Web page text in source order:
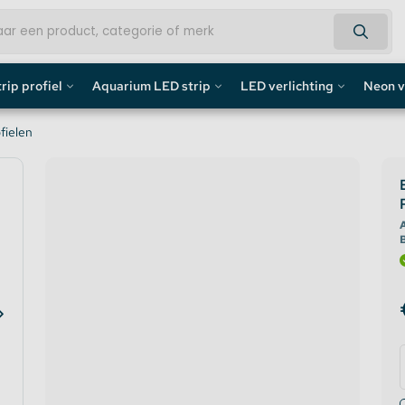
profiel
/ Gipsplaten Profiel
Aquarium LED strip LED verlichting Neon
Neon